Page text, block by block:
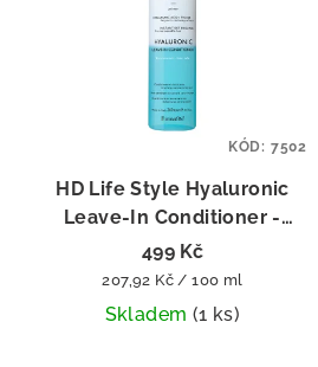
HD Life Style Hyaluronic
Leave-In Conditioner -
bezoplachový kondicionér
240 ml
499 Kč
Měrná
cena:
207,92 Kč / 100 ml
Skladem (1 ks)
KÓD: 7502